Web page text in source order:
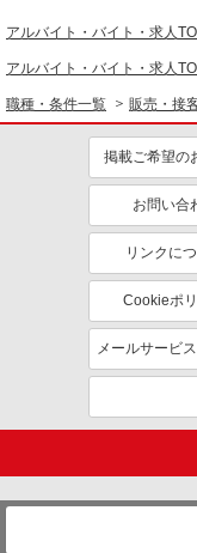
アルバイト・バイト・求人
アルバイト・バイト・求人
職種・条件一覧 販売・接
掲載ご希望の
お問い合
リンクに
Cookieポ
メールサービ